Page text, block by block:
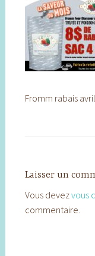
Fromm rabais
Laisser un
Vous devezvous
commentaire.